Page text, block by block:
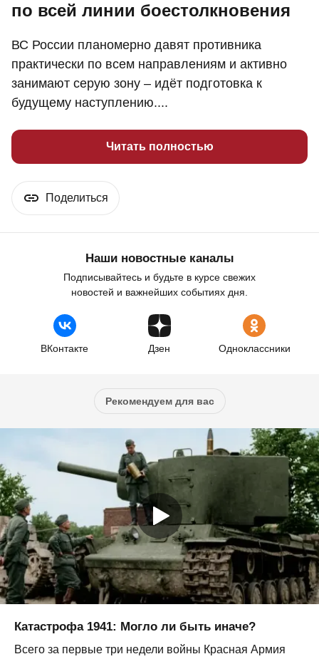
по всей линии боестолкновения
ВС России планомерно давят противника
практически по всем направлениям и активно
занимают серую зону – идёт подготовка к
будущему наступлению....
Читать полностью
Поделиться
Наши новостные каналы
Подписывайтесь и будьте в курсе свежих
новостей и важнейших событиях дня.
ВКонтакте Дзен Одноклассники
Рекомендуем для вас
Катастрофа 1941: Могло ли быть иначе?
Всего за первые три недели войны Красная Армия